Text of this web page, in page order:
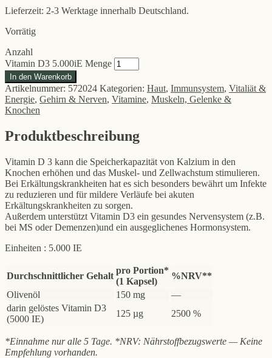
Lieferzeit: 2-3 Werktage innerhalb Deutschland.
Vorrätig
Anzahl
Vitamin D3 5.000iE Menge
In den Warenkorb
Artikelnummer: 572024 Kategorien: Haut, Immunsystem, Vitaliät &
Energie, Gehirn & Nerven, Vitamine, Muskeln, Gelenke &
Knochen
Produktbeschreibung
Vitamin D 3 kann die Speicherkapazität von Kalzium in den
Knochen erhöhen und das Muskel- und Zellwachstum stimulieren.
Bei Erkältungskrankheiten hat es sich besonders bewährt um Infekte
zu reduzieren und für mildere Verläufe bei akuten
Erkältungskrankheiten zu sorgen.
Außerdem unterstützt Vitamin D3 ein gesundes Nervensystem (z.B.
bei MS oder Demenzen)und ein ausgeglichenes Hormonsystem.
Einheiten : 5.000 IE
Durchschnittlicher Gehalt
pro Portion*
(1 Kapsel)
%NRV**
Olivenöl
150 mg
—
darin gelöstes Vitamin D3
(5000 IE)
125 µg 2500 %
*Einnahme nur alle 5 Tage. *NRV: Nährstoffbezugswerte — Keine
Empfehlung vorhanden.